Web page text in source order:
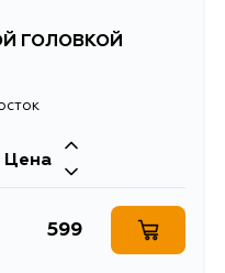
ГОЛОВКОЙ
Цена
599